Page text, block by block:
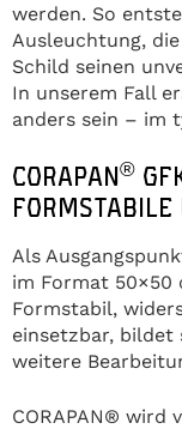
werden. So
Ausleuchtung,
Schild seinen
In unserem Fall
anders sein – im
CORAPAN®
Als
im Format 50×50
Formstabil,
einsetzbar, bildet
weitere
CORAPAN® wird